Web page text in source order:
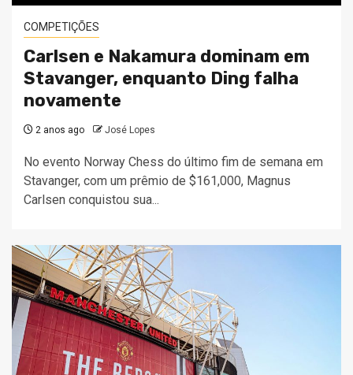
COMPETIÇÕES
Carlsen e Nakamura dominam em
Stavanger, enquanto Ding falha
novamente
2 anos ago José Lopes
No evento Norway Chess do último fim de semana em
Stavanger, com um prêmio de $161,000, Magnus
Carlsen conquistou sua...